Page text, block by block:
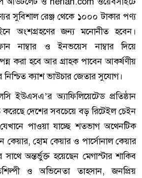
সুবিশাল রেঞ্জ থেকে ১০০০ টাকার পণ্য
অংশগ্রহণের জন্য মনোনীত হবেন।
নাম্বার ও ইনভয়েস নাম্বার দিয়ে
করা হবে আর গ্রাহক পাবেন আকর্ষণীয়
ক্যাশ ভাউচার জেতার সুযোগ।
ইউএসএ’র অ্যাফিলিয়েটেড প্রতিষ্ঠান
করেছে দেশের সবচেয়ে বড় রিটেইল চেইন
পাওয়া যাচ্ছে শতভাগ অথেনটিক
কেয়ার, হোম কেয়ার ও পার্সোনাল কেয়ার
সাথে অন্তর্ভুক্ত হয়েছেন মেগাস্টার শাকিব
ও অভিনেতা তাহসান, জনপ্রিয়